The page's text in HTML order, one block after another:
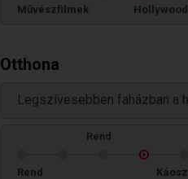
Művészfilmek Hollywood
Otthona
Legszívesebben faházban a
Rend
Rend Káosz